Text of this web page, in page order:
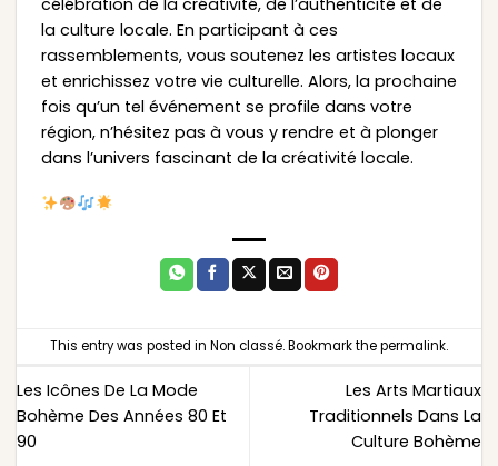
la culture locale. En participant à ces
rassemblements, vous soutenez les artistes locaux
et enrichissez votre vie culturelle. Alors, la prochaine
fois qu’un tel événement se profile dans votre
région, n’hésitez pas à vous y rendre et à plonger
dans l’univers fascinant de la créativité locale.
This entry was posted in Non classé. Bookmark thepermalink.
Les Icônes De La Mode
Bohème Des Années 80 Et
90
Les Arts Martiaux
Traditionnels Dans La
Culture Bohème